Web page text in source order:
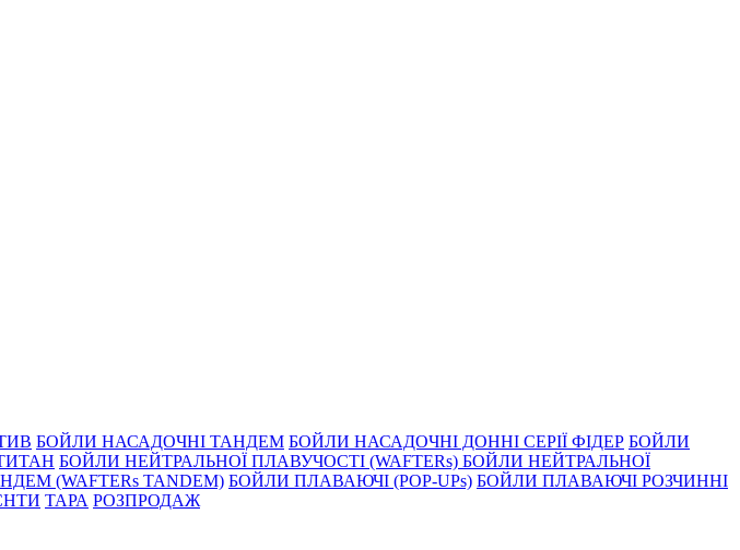
БОЙЛИ НАСАДОЧНІ ТАНДЕМ БОЙЛИ НАСАДОЧНI ДОННI СЕРIÏ ФIДЕР БОЙЛИ
БОЙЛИ НЕЙТРАЛЬНОÏ ПЛАВУЧОСТI (WAFTERs) БОЙЛИ НЕЙТРАЛЬНОЇ
(WAFTERs TANDEM) БОЙЛИ ПЛАВАЮЧІ (POP-UPs) БОЙЛИ ПЛАВАЮЧI РОЗЧИННI
ТАРА РОЗПРОДАЖ